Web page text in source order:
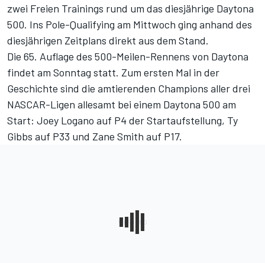
zwei Freien Trainings rund um das diesjährige Daytona
500. Ins Pole-Qualifying am Mittwoch ging anhand des
diesjährigen Zeitplans direkt aus dem Stand.
Die 65. Auflage des 500-Meilen-Rennens von Daytona
findet am Sonntag statt. Zum ersten Mal in der
Geschichte sind die amtierenden Champions aller drei
NASCAR-Ligen allesamt bei einem Daytona 500 am
Start: Joey Logano auf P4 der Startaufstellung, Ty
Gibbs auf P33 und Zane Smith auf P17.